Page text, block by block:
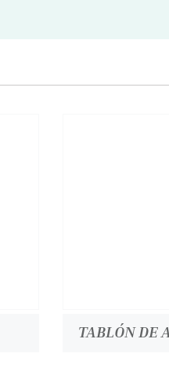
TABLÓN DE